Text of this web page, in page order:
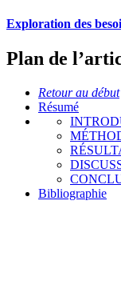
Exploration des
Plan de
Retour au début
Résumé
Bibliographie